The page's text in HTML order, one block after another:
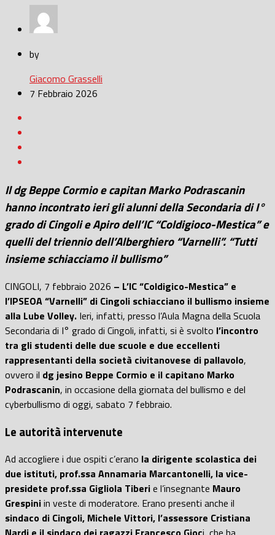
by
Giacomo Grasselli
7 Febbraio 2026
Il dg Beppe Cormio e capitan Marko Podrascanin
hanno incontrato ieri gli alunni della Secondaria di I°
grado di Cingoli e Apiro dell’IC “Coldigioco-Mestica” e
quelli del triennio dell’Alberghiero “Varnelli”. “Tutti
insieme schiacciamo il bullismo”
CINGOLI, 7 febbraio 2026 – L’IC “Coldigico-Mestica” e
l’IPSEOA “Varnelli” di Cingoli schiacciano il bullismo insieme
alla Lube Volley. Ieri, infatti, presso l’Aula Magna della Scuola
Secondaria di I° grado di Cingoli, infatti, si è svolto l’incontro
tra gli studenti delle due scuole e due eccellenti
rappresentanti della società civitanovese di pallavolo,
ovvero il dg jesino Beppe Cormio e il capitano Marko
Podrascanin, in occasione della giornata del bullismo e del
cyberbullismo di oggi, sabato 7 febbraio.
Le autorità intervenute
Ad accogliere i due ospiti c’erano la dirigente scolastica dei
due istituti, prof.ssa Annamaria Marcantonelli, la vice-
presidete prof.ssa Gigliola Tiberie l’insegnante Mauro
Grespiniin veste di moderatore. Erano presenti anche il
sindaco di Cingoli, Michele Vittori, l’assessore Cristiana